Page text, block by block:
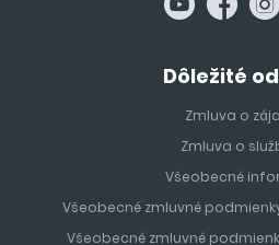
Dôležité
Zmluva o
Zmluva o
Všeobecné
Všeobecné zmluvné
Všeobecné zmluvné